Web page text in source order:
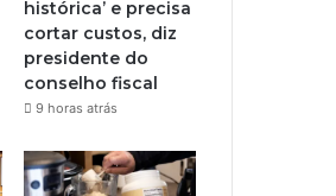
histórica’ e precisa
cortar custos, diz
presidente do
conselho fiscal
9 horas atrás